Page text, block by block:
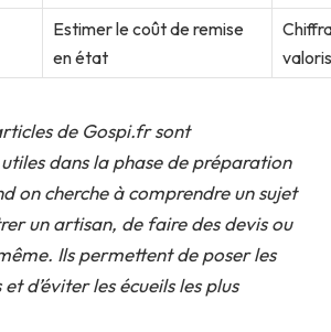
Estimer le coût de remise
en état
de Gospi.fr sont
dans la phase de préparation
on cherche à comprendre un sujet
un artisan, de faire des devis ou
Ils permettent de poser les
d’éviter les écueils les plus